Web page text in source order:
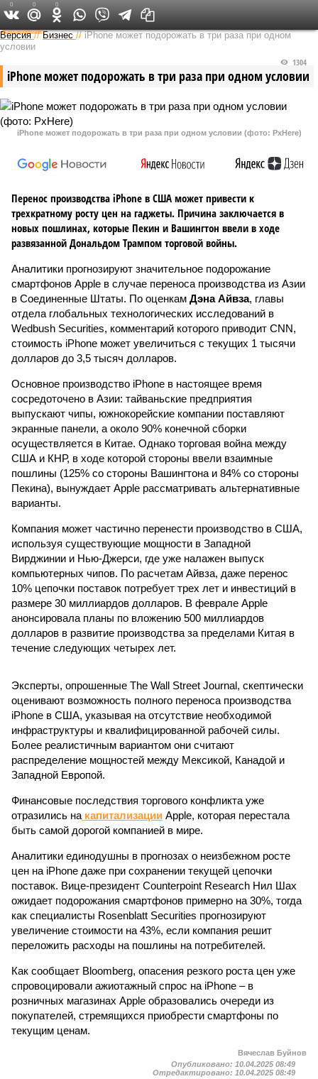
Федеральный выпуск
Версия //Бизнес //iPhone может подорожать в три раза при одном
условии
iPhone может подорожать в три раза при одном условии
1304
iPhone может подорожать в три раза при одном условии (фото: PxHere)
Перенос производства iPhone в США может привести к
трехкратному росту цен на гаджеты. Причина заключается в
новых пошлинах, которые Пекин и Вашингтон ввели в ходе
развязанной Дональдом Трампом торговой войны.
Аналитики прогнозируют значительное подорожание
смартфонов Apple в случае переноса производства из Азии
в Соединенные Штаты. По оценкам Дэна Айвза, главы
отдела глобальных технологических исследований в
Wedbush Securities, комментарий которого приводит CNN,
стоимость iPhone может увеличиться с текущих 1 тысячи
долларов до 3,5 тысяч долларов.
Основное производство iPhone в настоящее время
сосредоточено в Азии: тайваньские предприятия
выпускают чипы, южнокорейские компании поставляют
экранные панели, а около 90% конечной сборки
осуществляется в Китае. Однако торговая война между
США и КНР, в ходе которой стороны ввели взаимные
пошлины (125% со стороны Вашингтона и 84% со стороны
Пекина), вынуждает Apple рассматривать альтернативные
варианты.
Компания может частично перенести производство в США,
используя существующие мощности в Западной
Вирджинии и Нью-Джерси, где уже налажен выпуск
компьютерных чипов. По расчетам Айвза, даже перенос
10% цепочки поставок потребует трех лет и инвестиций в
размере 30 миллиардов долларов. В феврале Apple
анонсировала планы по вложению 500 миллиардов
долларов в развитие производства за пределами Китая в
течение следующих четырех лет.
Эксперты, опрошенные The Wall Street Journal, скептически
оценивают возможность полного переноса производства
iPhone в США, указывая на отсутствие необходимой
инфраструктуры и квалифицированной рабочей силы.
Более реалистичным вариантом они считают
распределение мощностей между Мексикой, Канадой и
Западной Европой.
Финансовые последствия торгового конфликта уже
отразились на капитализации Apple, которая перестала
быть самой дорогой компанией в мире.
Аналитики единодушны в прогнозах о неизбежном росте
цен на iPhone даже при сохранении текущей цепочки
поставок. Вице-президент Counterpoint Research Нил Шах
ожидает подорожания смартфонов примерно на 30%, тогда
как специалисты Rosenblatt Securities прогнозируют
увеличение стоимости на 43%, если компания решит
переложить расходы на пошлины на потребителей.
Как сообщает Bloomberg, опасения резкого роста цен уже
спровоцировали ажиотажный спрос на iPhone – в
розничных магазинах Apple образовались очереди из
покупателей, стремящихся приобрести смартфоны по
текущим ценам.
0 0 0
Вячеслав Буйнов
Опубликовано: 10.04.2025 08:49
Отредактировано: 10.04.2025 08:49